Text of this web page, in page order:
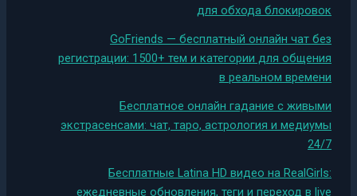
для обхода блокировок
GoFriends — бесплатный онлайн чат без
регистрации: 1500+ тем и категории для общения
в реальном времени
Бесплатное онлайн гадание с живыми
экстрасенсами: чат, таро, астрология и медиумы
24/7
Бесплатные Latina HD видео на RealGirls:
ежедневные обновления, теги и переход в live